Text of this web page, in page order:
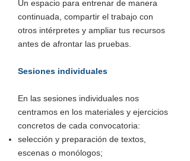
Un espacio para entrenar de manera
continuada, compartir el trabajo con
otros intérpretes y ampliar tus recursos
antes de afrontar las pruebas.
Sesiones individuales
En las sesiones individuales nos
centramos en los materiales y ejercicios
concretos de cada convocatoria:
selección y preparación de textos,
escenas o monólogos;